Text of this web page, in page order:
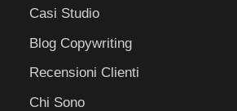
Casi Studio
Blog Copywriting
Recensioni Clienti
Chi Sono